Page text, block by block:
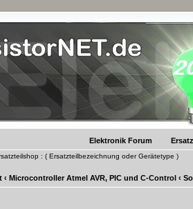
Elektronik Forum
: ( Ersatzteilbezeichnung oder Gerätetype )
‹ Microcontroller Atmel AVR, PIC und C-Control ‹